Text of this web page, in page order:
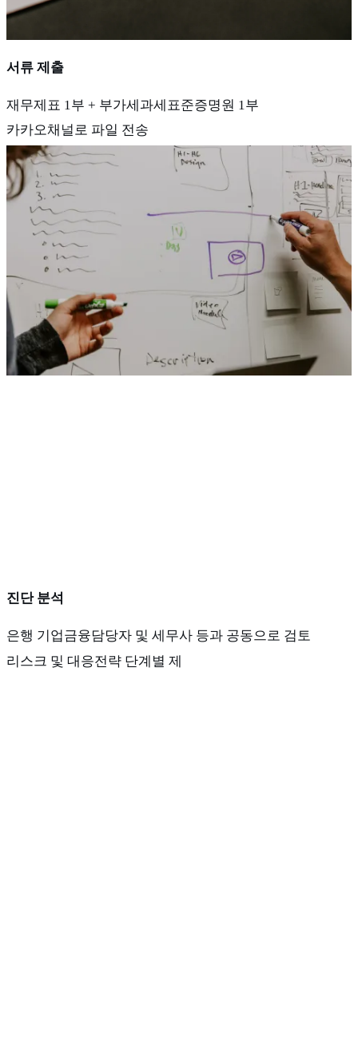
서류 제출
재무제표 1부 + 부가세과세표준증명원 1부
카카오채널로 파일 전송
진단 분석
은행 기업금융담당자 및 세무사 등과 공동으로 검토
리스크 및 대응전략 단계별 제